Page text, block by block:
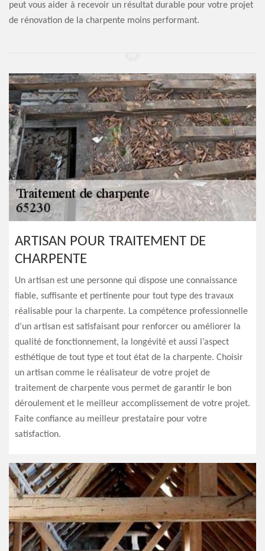
peut vous aider à recevoir un résultat durable pour votre projet
de rénovation de la charpente moins performant.
ARTISAN POUR TRAITEMENT DE
CHARPENTE
Un artisan est une personne qui dispose une connaissance
fiable, suffisante et pertinente pour tout type des travaux
réalisable pour la charpente. La compétence professionnelle
d’un artisan est satisfaisant pour renforcer ou améliorer la
qualité de fonctionnement, la longévité et aussi l’aspect
esthétique de tout type et tout état de la charpente. Choisir
un artisan comme le réalisateur de votre projet de
traitement de charpente vous permet de garantir le bon
déroulement et le meilleur accomplissement de votre projet.
Faite confiance au meilleur prestataire pour votre
satisfaction.